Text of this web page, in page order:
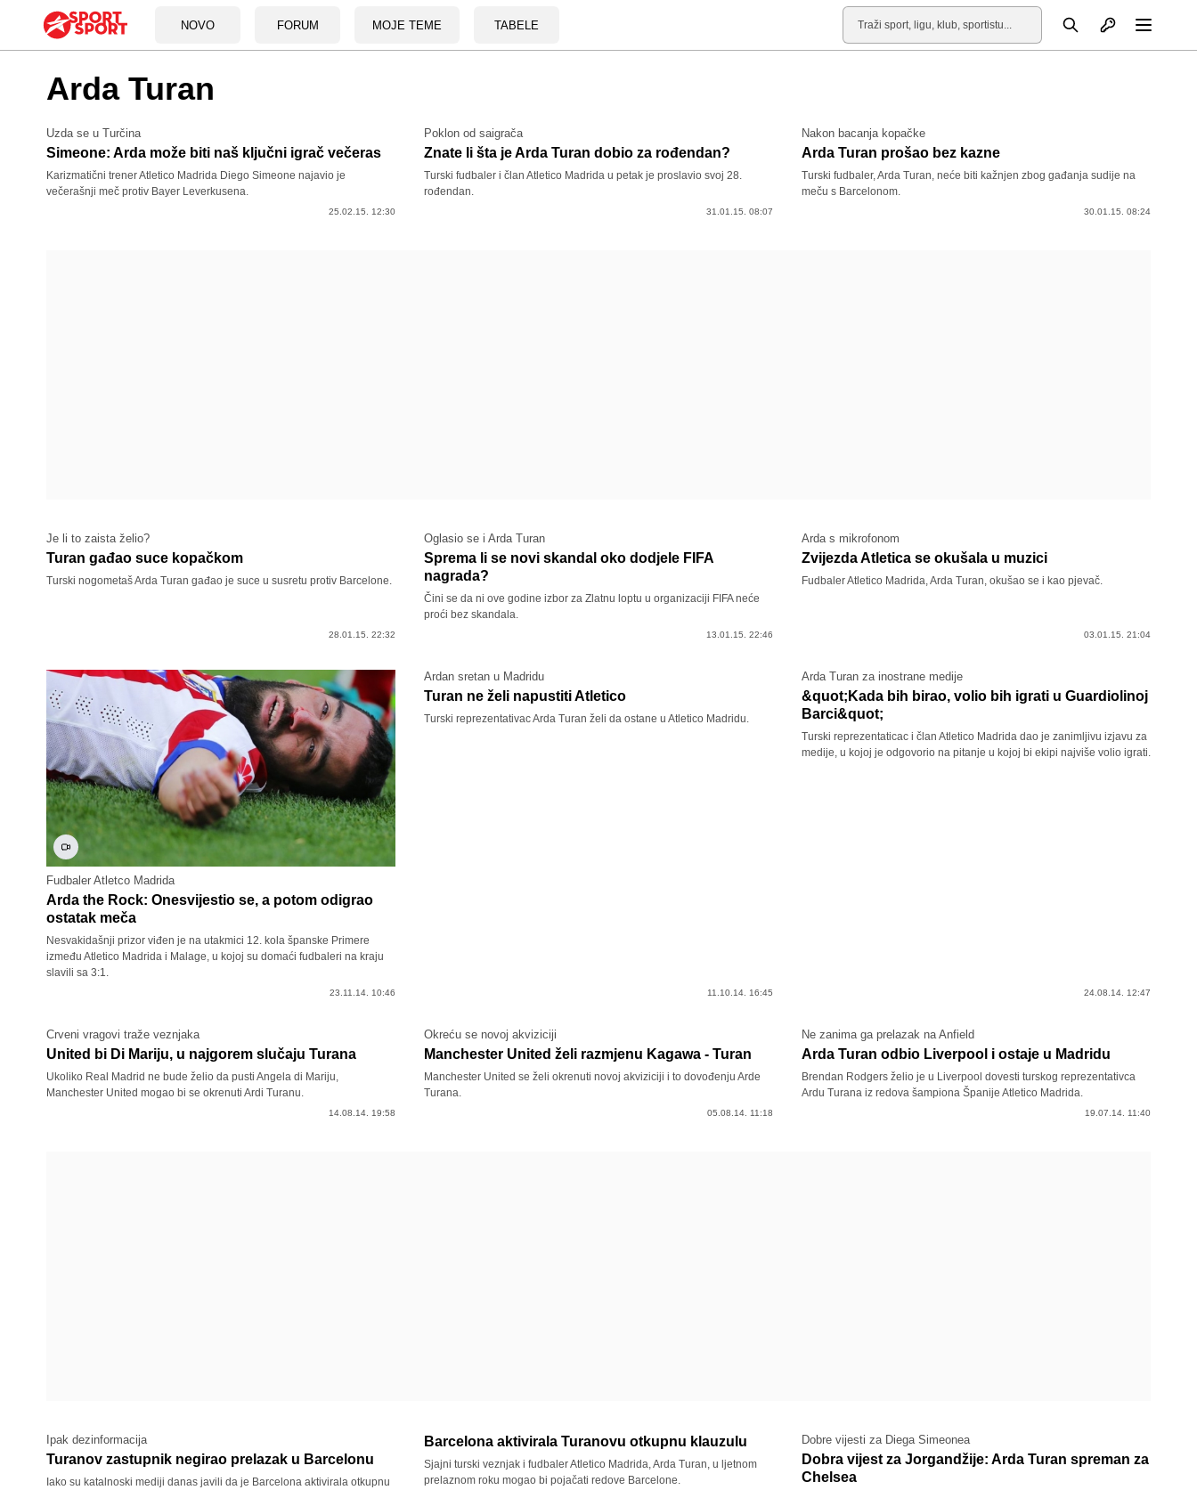
NOVO FORUM MOJE TEME TABELE
Pretraga Otvori profil
Arda Turan
Uzda se u Turčina
Simeone: Arda može biti naš ključni igrač večeras
Karizmatični trener Atletico Madrida Diego Simeone najavio je
večerašnji meč protiv Bayer Leverkusena.
25.02.15. 12:30
Poklon od saigrača
Znate li šta je Arda Turan dobio za rođendan?
Turski fudbaler i član Atletico Madrida u petak je proslavio svoj 28.
rođendan.
31.01.15. 08:07
Nakon bacanja kopačke
Arda Turan prošao bez kazne
Turski fudbaler, Arda Turan, neće biti kažnjen zbog gađanja sudije na
meču s Barcelonom.
30.01.15. 08:24
Je li to zaista želio?
Turan gađao suce kopačkom
Turski nogometaš Arda Turan gađao je suce u susretu protiv Barcelone.
28.01.15. 22:32
Oglasio se i Arda Turan
Sprema li se novi skandal oko dodjele FIFA
nagrada?
Čini se da ni ove godine izbor za Zlatnu loptu u organizaciji FIFA neće
proći bez skandala.
13.01.15. 22:46
Arda s mikrofonom
Zvijezda Atletica se okušala u muzici
Fudbaler Atletico Madrida, Arda Turan, okušao se i kao pjevač.
03.01.15. 21:04
Fudbaler Atletco Madrida
Arda the Rock: Onesvijestio se, a potom odigrao
ostatak meča
Nesvakidašnji prizor viđen je na utakmici 12. kola španske Primere
između Atletico Madrida i Malage, u kojoj su domaći fudbaleri na kraju
slavili sa 3:1.
23.11.14. 10:46
Ardan sretan u Madridu
Turan ne želi napustiti Atletico
Turski reprezentativac Arda Turan želi da ostane u Atletico Madridu.
11.10.14. 16:45
Arda Turan za inostrane medije
&quot;Kada bih birao, volio bih igrati u Guardiolinoj
Barci&quot;
Turski reprezentaticac i član Atletico Madrida dao je zanimljivu izjavu za
medije, u kojoj je odgovorio na pitanje u kojoj bi ekipi najviše volio igrati.
24.08.14. 12:47
Crveni vragovi traže veznjaka
United bi Di Mariju, u najgorem slučaju Turana
Ukoliko Real Madrid ne bude želio da pusti Angela di Mariju,
Manchester United mogao bi se okrenuti Ardi Turanu.
14.08.14. 19:58
Okreću se novoj akviziciji
Manchester United želi razmjenu Kagawa - Turan
Manchester United se želi okrenuti novoj akviziciji i to dovođenju Arde
Turana.
05.08.14. 11:18
Ne zanima ga prelazak na Anfield
Arda Turan odbio Liverpool i ostaje u Madridu
Brendan Rodgers želio je u Liverpool dovesti turskog reprezentativca
Ardu Turana iz redova šampiona Španije Atletico Madrida.
19.07.14. 11:40
Ipak dezinformacija
Turanov zastupnik negirao prelazak u Barcelonu
Iako su katalnoski mediji danas javili da je Barcelona aktivirala otkupnu
Barcelona aktivirala Turanovu otkupnu klauzulu
Sjajni turski veznjak i fudbaler Atletico Madrida, Arda Turan, u ljetnom
prelaznom roku mogao bi pojačati redove Barcelone.
Dobre vijesti za Diega Simeonea
Dobra vijest za Jorgandžije: Arda Turan spreman za
Chelsea